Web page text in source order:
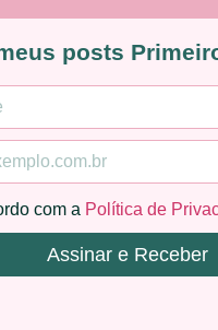
posts
com a Política de
Assinar e Receber